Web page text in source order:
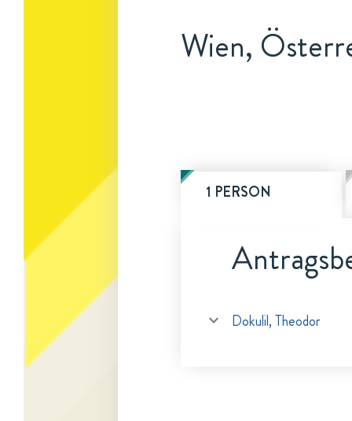
Wien,
1 PERSON
Dokulil, Theodor